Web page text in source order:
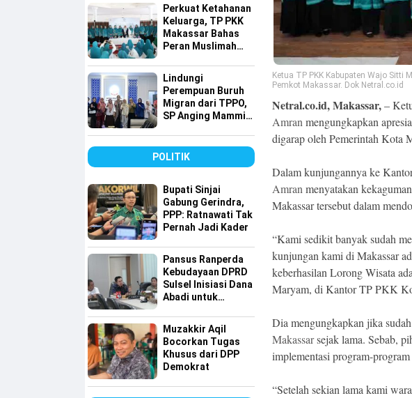
Perkuat Ketahanan
Keluarga, TP PKK
Makassar Bahas
Peran Muslimah
Lindungi
Perempuan Buruh
Migran dari TPPO,
SP Anging Mammiri
POLITIK
Bupati Sinjai
Gabung Gerindra,
PPP: Ratnawati Tak
Pernah Jadi Kader
Pansus Ranperda
Kebudayaan DPRD
Sulsel Inisiasi Dana
Abadi untuk
Muzakkir Aqil
Bocorkan Tugas
Khusus dari DPP
Demokrat
Ketua TP PKK Kabupaten Wajo
Pemkot Makassar. Dok Netral.co.id
Netral.co.id, Makassar,–
Amranmengungkapkan
digarap oleh Pemerintah Kota
Dalam kunjungannya ke
Amranmenyatakan
Makassar tersebut dalam
“Kami sedikit banyak sudah
kunjungan kami di Makassar
keberhasilan Lorong Wisata
Maryam, di Kantor TP PKK
Dia mengungkapkan jika
Makassarsejak lama. Sebab,
implementasi program-
“Setelah sekian lama kami